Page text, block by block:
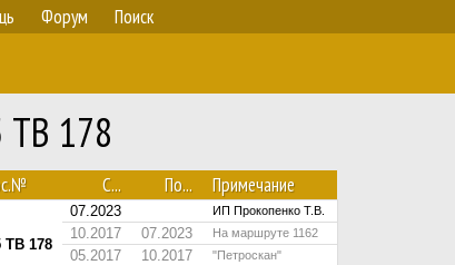
Форум Поиск
ТВ 178
С... По... Примечание
ТВ 178
07.2023
ИП Прокопенко Т.В.
10.2017 07.2023
На маршруте 1162
05.2017 10.2017 "Петроскан"